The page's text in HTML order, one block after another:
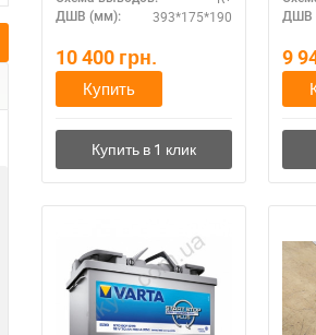
ДШВ (мм): 393*175*190
10 400 грн.
Купить
ДШВ
9